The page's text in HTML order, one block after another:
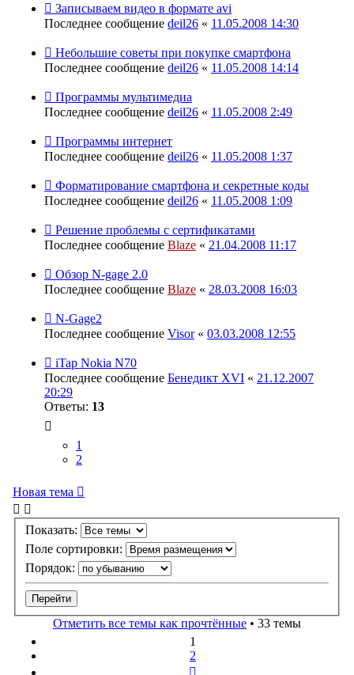
Записываем видео в формате avi
Последнее сообщение deil26 « 11.05.2008 14:30
Небольшие советы при покупке смартфона
Последнее сообщение deil26 « 11.05.2008 14:14
Программы мультимедиа
Последнее сообщение deil26 « 11.05.2008 2:49
Программы интернет
Последнее сообщение deil26 « 11.05.2008 1:37
Форматирование смартфона и секретные коды
Последнее сообщение deil26 « 11.05.2008 1:09
Решение проблемы с сертификатами
Последнее сообщение Blaze « 21.04.2008 11:17
Обзор N-gage 2.0
Последнее сообщение Blaze « 28.03.2008 16:03
N-Gage2
Последнее сообщение Visor« 03.03.2008 12:55
iTap Nokia N70
Последнее сообщение Бенедикт XVI « 21.12.2007
20:29
Ответы: 13
1
2
Новая тема
Показать:
Поле сортировки:
Порядок:
Отметить все темы как прочтённые • 33 темы
1
2